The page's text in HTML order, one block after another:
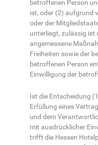
betroffenen Person
ist, oder (2) aufgrund
oder der
unterliegt, zulässig ist
angemessene
Freiheiten sowie der
betroffenen Person
Einwilligung der
Ist die Entscheidung
Erfüllung eines
und dem
mit ausdrücklicher
trifft die Hessen